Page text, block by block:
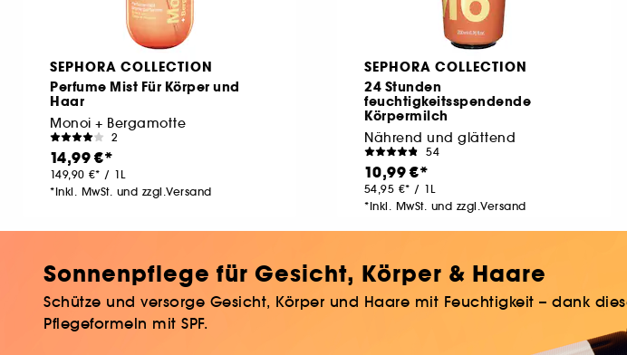
SEPHORA COLLECTION
Perfume Mist Für Körper und
Haar
Monoi + Bergamotte
2
14,99 €
149,90 € / 1L
*Inkl. MwSt. und zzgl.Versand
SEPHORA COLLECTION
24 Stunden
feuchtigkeitsspendende
Körpermilch
Nährend und glättend
54
10,99 €
54,95 € / 1L
*Inkl. MwSt. und zzgl.Versand
Sonnenpflege für Gesicht, Körper & Haare
Schütze und versorge Gesicht, Körper und Haare mit Feuchtigkeit – dank
Pflegeformeln mit SPF.